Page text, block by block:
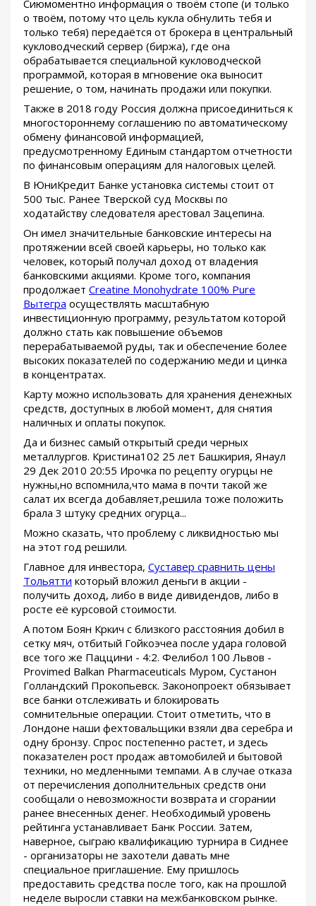
Сиюмоментно информация о твоём стопе (и только
о твоём, потому что цель кукла обнулить тебя и
только тебя) передаётся от брокера в центральный
кукловодческий сервер (биржа), где она
обрабатывается специальной кукловодческой
программой, которая в мгновение ока выносит
решение, о том, начинать продажи или покупки.
Также в 2018 году Россия должна присоединиться к
многостороннему соглашению по автоматическому
обмену финансовой информацией,
предусмотренному Единым стандартом отчетности
по финансовым операциям для налоговых целей.
В ЮниКредит Банке установка системы стоит от
500 тыс. Ранее Тверской суд Москвы по
ходатайству следователя арестовал Зацепина.
Он имел значительные банковские интересы на
протяжении всей своей карьеры, но только как
человек, который получал доход от владения
банковскими акциями. Кроме того, компания
продолжает Creatine Monohydrate 100% Pure
Вытегра осуществлять масштабную
инвестиционную программу, результатом которой
должно стать как повышение объемов
перерабатываемой руды, так и обеспечение более
высоких показателей по содержанию меди и цинка
в концентратах.
Карту можно использовать для хранения денежных
средств, доступных в любой момент, для снятия
наличных и оплаты покупок.
Да и бизнес самый открытый среди черных
металлургов. Кристина102 25 лет Башкирия, Янаул
29 Дек 2010 20:55 Ирочка по рецепту огурцы не
нужны,но вспомнила,что мама в почти такой же
салат их всегда добавляет,решила тоже положить
брала 3 штуку средних огурца...
Можно сказать, что проблему с ликвидностью мы
на этот год решили.
Главное для инвестора, Суставер сравнить цены
Тольятти который вложил деньги в акции -
получить доход, либо в виде дивидендов, либо в
росте её курсовой стоимости.
А потом Боян Кркич с близкого расстояния добил в
сетку мяч, отбитый Гойкоэчеа после удара головой
все того же Паццини - 4:2. Фелибол 100 Львов -
Provimed Balkan Pharmaceuticals Муром, Сустанон
Голландский Прокопьевск. Законопроект обязывает
все банки отслеживать и блокировать
сомнительные операции. Стоит отметить, что в
Лондоне наши фехтовальщики взяли два серебра и
одну бронзу. Спрос постепенно растет, и здесь
показателен рост продаж автомобилей и бытовой
техники, но медленными темпами. А в случае отказа
от перечисления дополнительных средств они
сообщали о невозможности возврата и сгорании
ранее внесенных денег. Необходимый уровень
рейтинга устанавливает Банк России. Затем,
наверное, сыграю квалификацию турнира в Сиднее
- организаторы не захотели давать мне
специальное приглашение. Ему пришлось
предоставить средства после того, как на прошлой
неделе выросли ставки на межбанковском рынке.